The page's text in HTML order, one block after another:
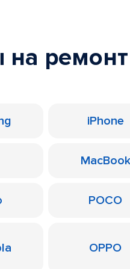
ремонт
iPhone
MacBook
POCO
OPPO